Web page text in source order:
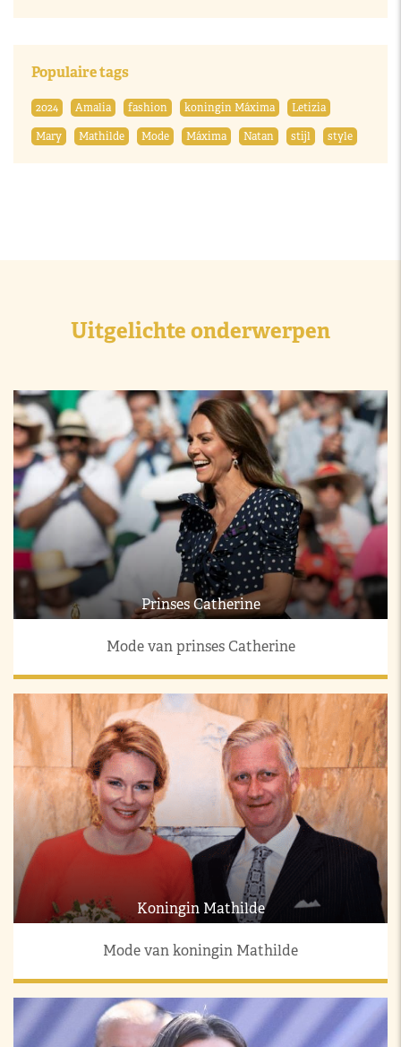
Populaire tags
2024 Amalia fashion koningin Máxima
Letizia
Mary
Mathilde Mode Máxima Natan stijl style
Uitgelichte onderwerpen
Prinses Catherine
Mode van prinses Catherine
Koningin Mathilde
Mode van koningin Mathilde